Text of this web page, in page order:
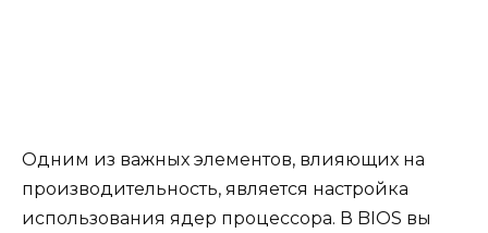
Одним из важных элементов, влияющих на
производительность, является настройка
использования ядер процессора. В BIOS вы